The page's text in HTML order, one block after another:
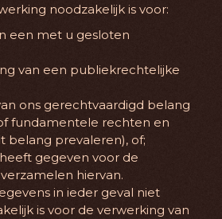
noodzakelijk is voor:
een met u gesloten
van een publiekrechtelijke
ons gerechtvaardigd belang
fundamentele rechten en
belang prevaleren), of;
gegeven voor de
hiervan.
in ieder geval niet
is voor de verwerking van